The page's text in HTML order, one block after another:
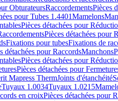
ObturateursRaccordementsPièces
pour Tubes 1.4401Mamelons
Pièces détachées pour
Pièces détachées pour
Fixations pour tubesFixations de
détachées pour RaccordsManchons
Pièces détachées pour
Pièces détachées pour
Mapress ThermJoints d'étanchéité
Tuyaux 1.0034Tuyaux 1.0215
en croixPièces détachées pour